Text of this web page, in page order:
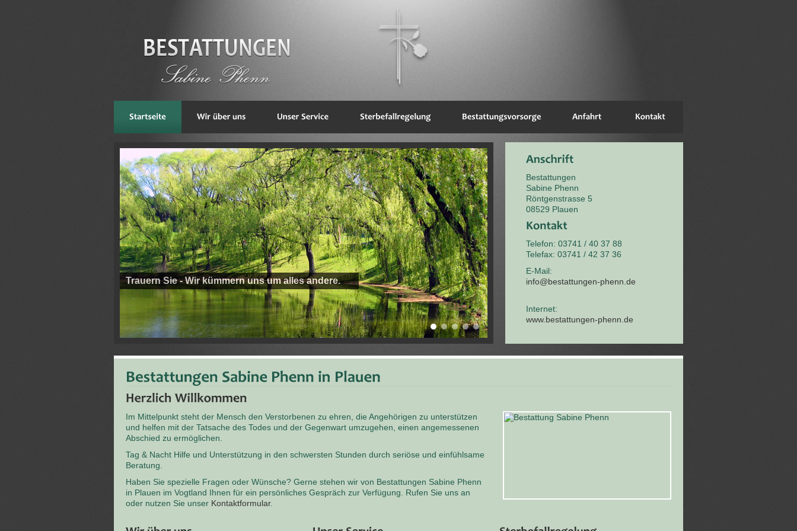
Bestattungen
Sabine Phenn
Röntgenstrasse 5
08529 Plauen
Telefon: 03741 / 40 37 88
Telefax: 03741 / 42 37 36
E-Mail:
info@bestattungen-phenn.de
Internet:
www.bestattungen-phenn.de
Trauern Sie - Wir kümmern uns um alles andere.
Im Mittelpunkt steht der Mensch den Verstorbenen zu ehren, die Angehörigen zu unterstützen
und helfen mit der Tatsache des Todes und der Gegenwart umzugehen, einen angemessenen
Abschied zu ermöglichen.
Tag & Nacht Hilfe und Unterstützung in den schwersten Stunden durch seriöse und einfühlsame
Beratung.
Haben Sie spezielle Fragen oder Wünsche? Gerne stehen wir von Bestattungen Sabine Phenn
in Plauen im Vogtland Ihnen für ein persönliches Gespräch zur Verfügung. Rufen Sie uns an
oder nutzen Sie unser Kontaktformular.